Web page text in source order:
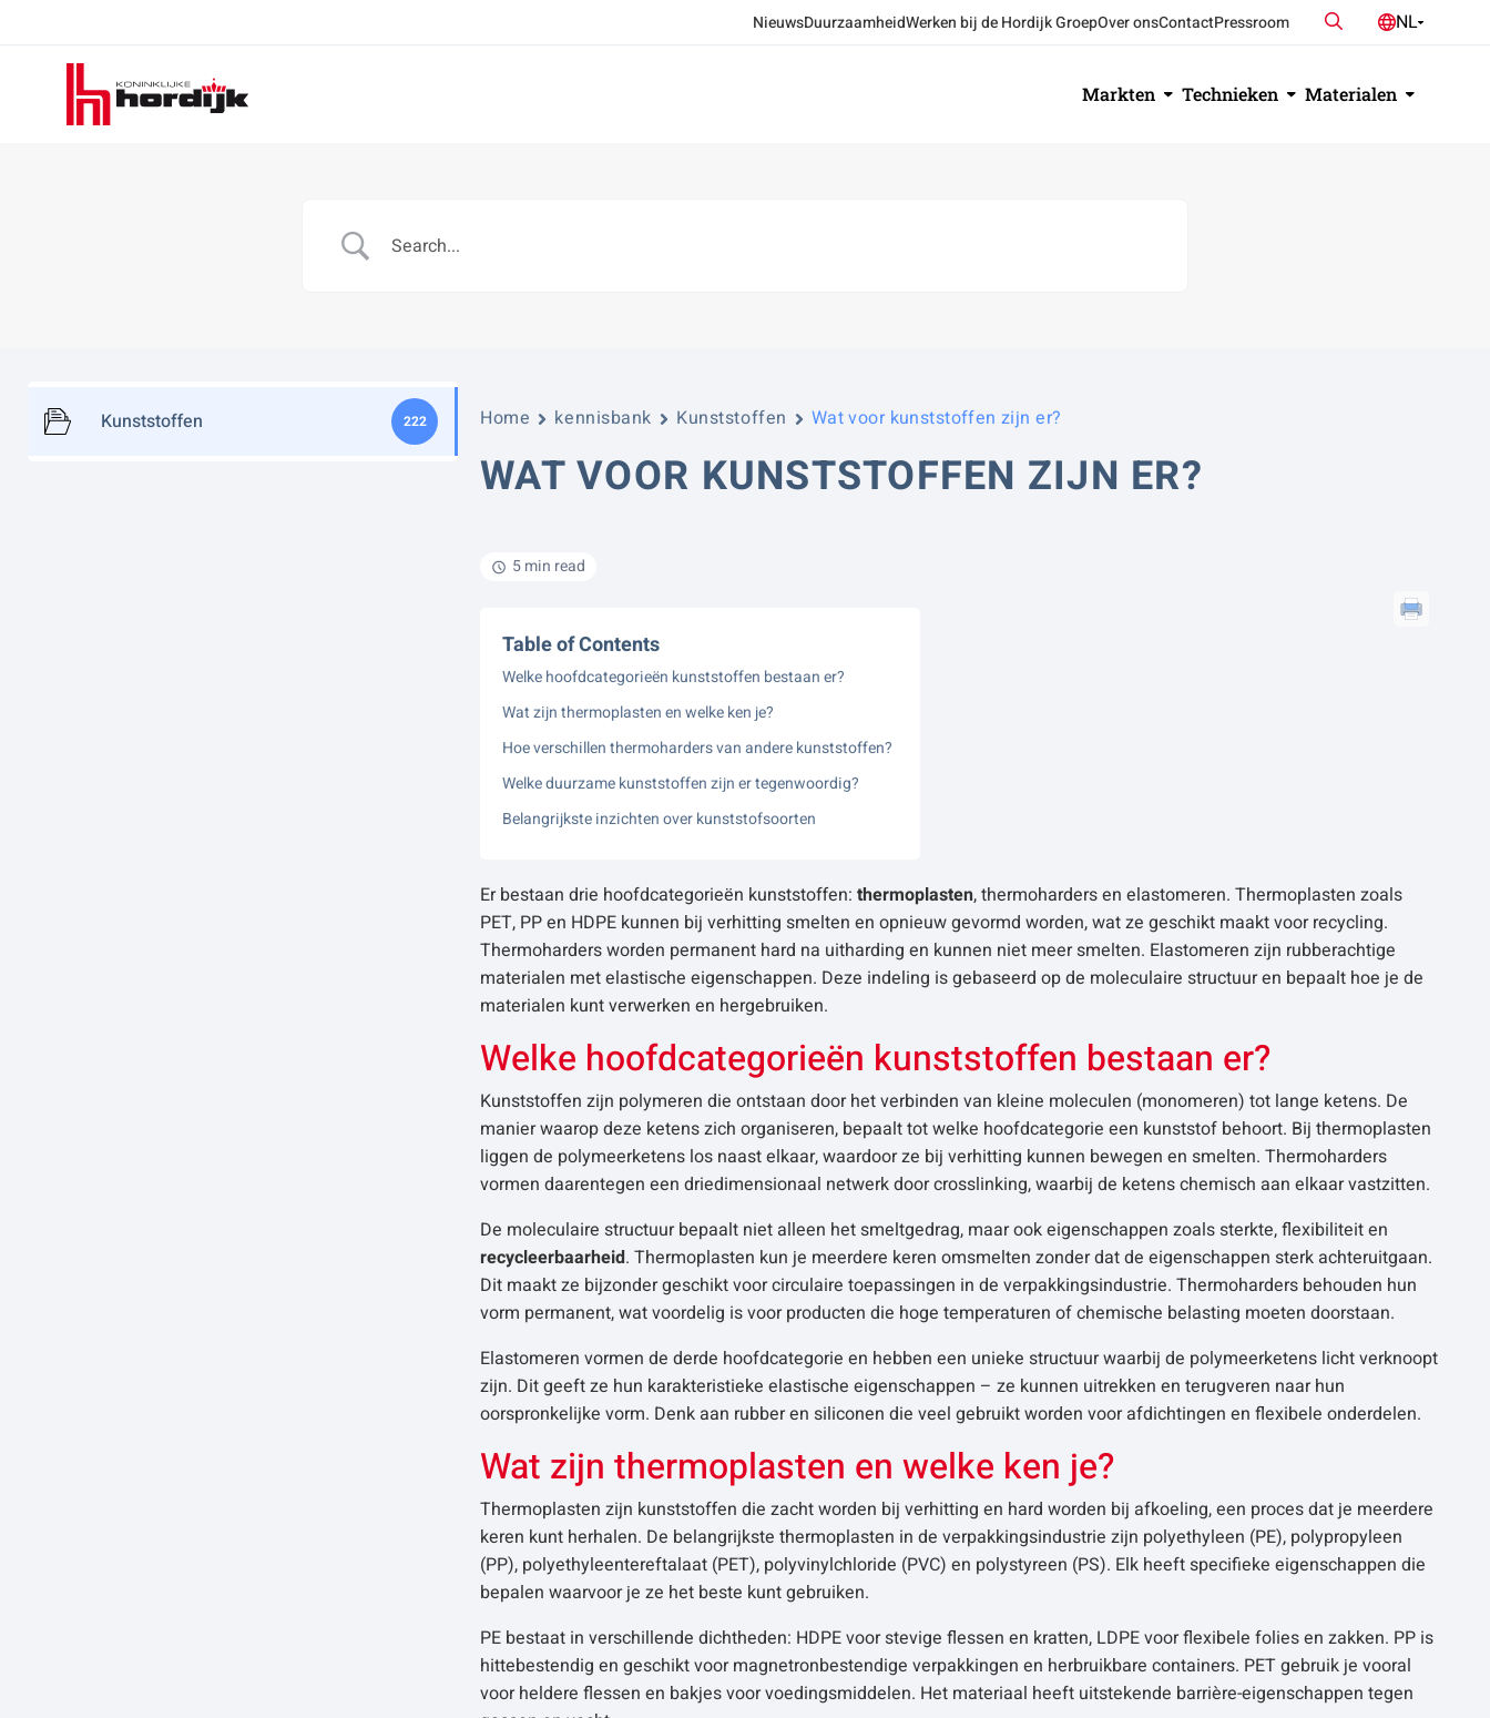
NieuwsDuurzaamheidWerken bij de Hordijk GroepOver onsContactPressroom ZoekenNL
Koninklijke
Hordijk
Markten Technieken Materialen
Kunststoffen 222 Home kennisbank Kunststoffen Wat voor kunststoffen zijn er?
WAT VOOR KUNSTSTOFFEN ZIJN ER?
5 min read
Table of Contents
Welke hoofdcategorieën kunststoffen bestaan er?
Wat zijn thermoplasten en welke ken je?
Hoe verschillen thermoharders van andere kunststoffen?
Welke duurzame kunststoffen zijn er tegenwoordig?
Belangrijkste inzichten over kunststofsoorten
Er bestaan drie hoofdcategorieën kunststoffen:thermoplasten, thermoharders en elastomeren. Thermoplasten zoals
PET, PP en HDPE kunnen bij verhitting smelten en opnieuw gevormd worden, wat ze geschikt maakt voor recycling.
Thermoharders worden permanent hard na uitharding en kunnen niet meer smelten. Elastomeren zijn rubberachtige
materialen met elastische eigenschappen. Deze indeling is gebaseerd op de moleculaire structuur en bepaalt hoe je de
materialen kunt verwerken en hergebruiken.
Welke hoofdcategorieën kunststoffen bestaan er?
Kunststoffen zijn polymeren die ontstaan door het verbinden van kleine moleculen (monomeren) tot lange ketens. De
manier waarop deze ketens zich organiseren, bepaalt tot welke hoofdcategorie een kunststof behoort. Bij thermoplasten
liggen de polymeerketens los naast elkaar, waardoor ze bij verhitting kunnen bewegen en smelten. Thermoharders
vormen daarentegen een driedimensionaal netwerk door crosslinking, waarbij de ketens chemisch aan elkaar vastzitten.
De moleculaire structuur bepaalt niet alleen het smeltgedrag, maar ook eigenschappen zoals sterkte, flexibiliteit en
recycleerbaarheid. Thermoplasten kun je meerdere keren omsmelten zonder dat de eigenschappen sterk achteruitgaan.
Dit maakt ze bijzonder geschikt voor circulaire toepassingen in de verpakkingsindustrie. Thermoharders behouden hun
vorm permanent, wat voordelig is voor producten die hoge temperaturen of chemische belasting moeten doorstaan.
Elastomeren vormen de derde hoofdcategorie en hebben een unieke structuur waarbij de polymeerketens licht verknoopt
zijn. Dit geeft ze hun karakteristieke elastische eigenschappen – ze kunnen uitrekken en terugveren naar hun
oorspronkelijke vorm. Denk aan rubber en siliconen die veel gebruikt worden voor afdichtingen en flexibele onderdelen.
Wat zijn thermoplasten en welke ken je?
Thermoplasten zijn kunststoffen die zacht worden bij verhitting en hard worden bij afkoeling, een proces dat je meerdere
keren kunt herhalen. De belangrijkste thermoplasten in de verpakkingsindustrie zijn polyethyleen (PE), polypropyleen
(PP), polyethyleentereftalaat (PET), polyvinylchloride (PVC) en polystyreen (PS). Elk heeft specifieke eigenschappen die
bepalen waarvoor je ze het beste kunt gebruiken.
PE bestaat in verschillende dichtheden: HDPE voor stevige flessen en kratten, LDPE voor flexibele folies en zakken. PP is
hittebestendig en geschikt voor magnetronbestendige verpakkingen en herbruikbare containers. PET gebruik je vooral
voor heldere flessen en bakjes voor voedingsmiddelen. Het materiaal heeft uitstekende barrière-eigenschappen tegen